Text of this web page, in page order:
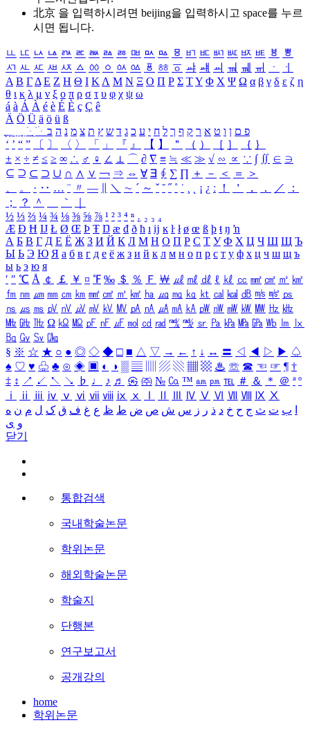
北京 을 입력하시려면 beijing을 입력하시고 space를 누르
시면 됩니다.
ㅥ ㅦ ㅧ ㅨ ㅩ ㅪ ㅫ ㅬ ㅭ ㅮ ㅯ ㅰ ㅱ ㅲ ㅳ ㅴ ㅵ ㅶ ㅷ ㅸ
ㅹ
ㅺ ㅻ ㅼ ㅽ ㅾ ㅿ ㆀ ㆁ ㆂ ㆃ ㆄ ㆅ ㆆ ㆇ ㆈ ㆉ ㆊ ㆋ ㆌ ㆍ
ㆎ
Α Β ΓΔ Ε Ζ Η Θ Ι ΚΛ Μ Ν Ξ Ο Π Ρ Σ ΤΥ Φ Χ Ψ Ω α β γ δ ε ζ η
θ ι κ λ μ ν ξ ο π ρ σ τ υ φ χ ψ ω
á à Á À é è É È ç Ç ê
Ä Ö Ü ä ö ü ß
ִֶֹ ֻּ ׁׂ פ ם ן ו ט א ר ק ף ך ל ח י ע כ ג ד ש ץ ת צ מ נ ה ב
‘ ’ “ ” 〔 〕 〈 〉 「 」 『 』 【 】 ＂ （ ） ［ ］ ｛ ｝
± × ÷ ≠ ≤ ≥ ∞ ∴ ♂ ♀ ∠ ⊥ ⌒ ∂ ∇ ≡ ≒ ≪ ≫ √ ∽ ∝ ∵ ∫ ∬ ∈ ∋
⊆ ⊇ ⊂ ⊃ ∪ ∩ ∧ ∨ ￢ ⇒ ⇔ ∀ ∃ ∮ ∑ ∏ ＋ － ＜ ＝
＞
、
。 · ‥ … ¨ 〃 ― ＼ ∼ ´ ～ ˇ ˘ ˝ ˚ ˙ ¸ ¡ ¿ ː ！ ＇ ， ． ／
：
；
？ ＾ ｀
½ ⅓ ⅔ ¼ ¾ ⅛ ⅜ ⅝ ⅞ ¹ ² ³ ⁴ ⁿ ₁ ₂ ₃ ₄
Æ Ð Ħ Ĳ Ł Ø Œ Þ Ŧ Ŋ æ đ ð ħ ı ĳ ĸ ŀ ł ø œ ß þ ŧ ŋ ŉ
А Б В Г Д Е Ё Ж З И Й К Л М Н О П Р С Т У Ф Х Ц Ч Ш Щ Ъ
Ы Ь Э Ю Я а б в г д е ё ж з и й к л м н о п р с т у ф х ц ч ш щ ъ
ы ь э ю я
′ ″ ℃ Å ￠ ￡ ￥ ¤ ℉ ‰ ＄ ％ Ｆ ￦ ㎕ ㎖ ㎗ ℓ ㎘ ㏄ ㎣ ㎤ ㎥ ㎦
㎙ ㎚ ㎛ ㎜ ㎝ ㎞ ㎟ ㎠ ㎡ ㎢ ㏊ ㎍ ㎎ ㎏ ㏏ ㎈ ㎉ ㏈ ㎧ ㎨ ㎰
㎱ ㎲ ㎳ ㎴ ㎵ ㎶ ㎷ ㎸ ㎹ ㎀ ㎁ ㎂ ㎃ ㎄ ㎺ ㎻ ㎽ ㎾ ㎿ ㎐ ㎑
㎒ ㎓ ㎔ Ω ㏀ ㏁ ㎊ ㎋ ㎌ ㏖ ㏅ ㎭ ㎮ ㎯ ㏛ ㎩ ㎪ ㎫ ㎬ ㏝ ㏐
㏓
㏃ ㏉ ㏜ ㏆
§ ※ ☆ ★ ○ ● ◎ ◇ ◆ □ ■ △ ▽ → ← ↑ ↓ ↔ 〓 ◁ ◀ ▷ ▶ ♤
♠ ♡ ♥ ♧ ♣ ⊙ ◈ ▣ ◐ ◑ ▒ ▤ ▨ ▧ ▦ ▩ ♨ ☏ ☎ ☜ ☞ ¶ †
‡ ↕ ↗ ↙ ↖ ↘ ♭ ♩ ♪ ♬ ㉿ ㈜ № ㏇ ™ ㏂ ㏘ ℡ ＃ ＆ ＊ ＠ ª º
ⅰ
ⅱ ⅲ ⅳ ⅴ ⅵ ⅶ ⅷ ⅸ ⅹ Ⅳ Ⅴ Ⅵ Ⅶ Ⅷ Ⅸ Ⅹ
ب ت ث ج ح خ د ذ ر ز س ش ص ض ط ظ ع غ ف ق ک ل م ن ه
و ی
닫기
통합검색
국내학술논문
학위논문
해외학술논문
학술지
단행본
연구보고서
공개강의
home
학위논문